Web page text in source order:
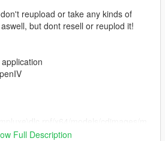
reupload or take any kinds of
but dont resell or reuplod it!
Full Description